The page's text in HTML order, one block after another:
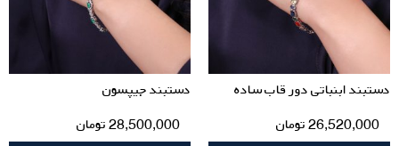
دستبند ابنباتی دور قاب ساده
26,520,000تومان
دستبند جیپسون
28,500,000تومان